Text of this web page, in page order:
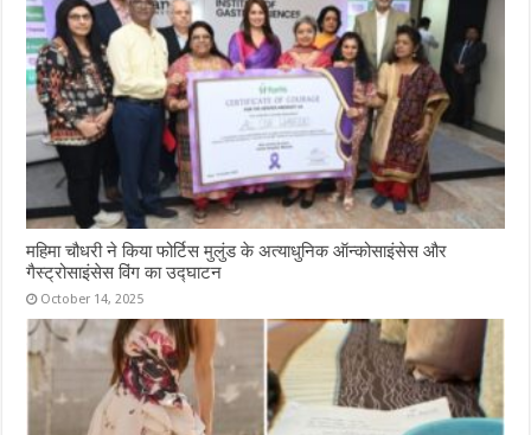
महिमा चौधरी ने किया फोर्टिस मुलुंड के अत्याधुनिक ऑन्कोसाइंसेस और
गैस्ट्रोसाइंसेस विंग का उद्घाटन
October 14, 2025